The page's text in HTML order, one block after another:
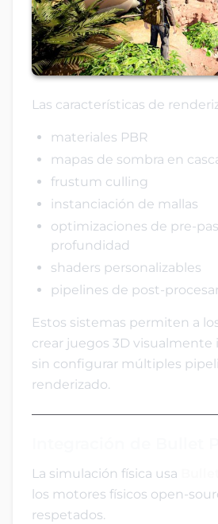
Las características de
materiales PBR
mapas de sombra en
frustum culling
instanciación de mallas
optimizaciones de pre-
profundidad
shaders personalizables
pipelines de post-
Estos sistemas permiten a
crear juegos 3D
sin configurar múltiples
renderizado.
La simulación física usa
los motores físicos open-
respetados.